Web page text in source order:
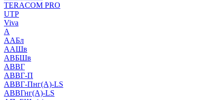
TERACOM PRO
UTP
Viva
А
ААБл
ААШв
АВБШв
АВВГ
АВВГ-П
АВВГ-Пнг(А)-LS
АВВГнг(А)-LS